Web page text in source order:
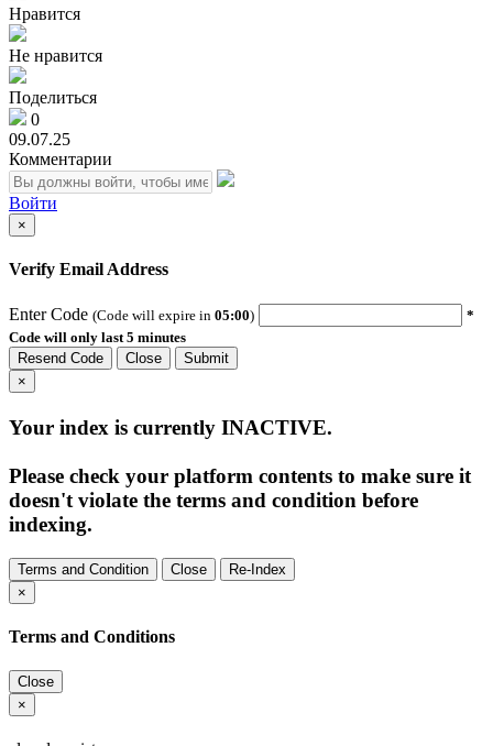
Нравится
Не нравится
Поделиться
0
09.07.25
Комментарии
Войти
×
Verify Email Address
Enter Code (Code will expire in 05:00)
*
Code will only last 5 minutes
Resend Code
Close
Submit
×
Your index is currently INACTIVE.
Please check your platform contents to make sure it
doesn't violate the terms and condition before
indexing.
Terms and Condition Close
Re-Index
×
Terms and Conditions
Close
×